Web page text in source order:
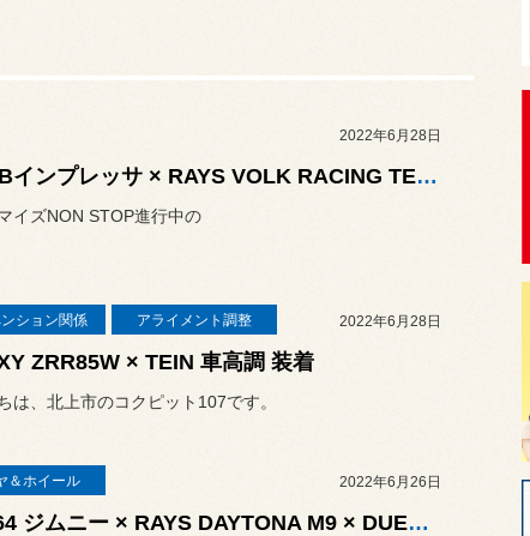
2022年6月28日
GRBインプレッサ × RAYS VOLK RACING TE37 おかわりいただきました(^^♪
イズNON STOP進行中の
ション関係 アライメント調整 2022年6月28日
ZRR85W × TEIN 車高調 装着
は、北上市のコクピット107です。
＆ホイール 2022年6月26日
JB64 ジムニー × RAYS DAYTONA M9 × DUELER A/T 001